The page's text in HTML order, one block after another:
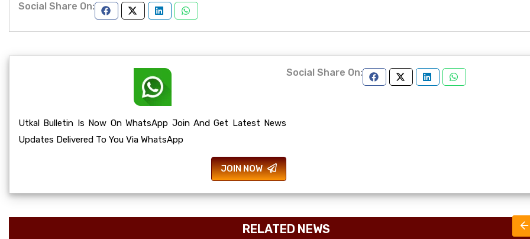
Social Share On:
Utkal Bulletin Is Now On WhatsApp Join And Get Latest News
Updates Delivered To You Via WhatsApp
JOIN NOW
Social Share On:
RELATED NEWS